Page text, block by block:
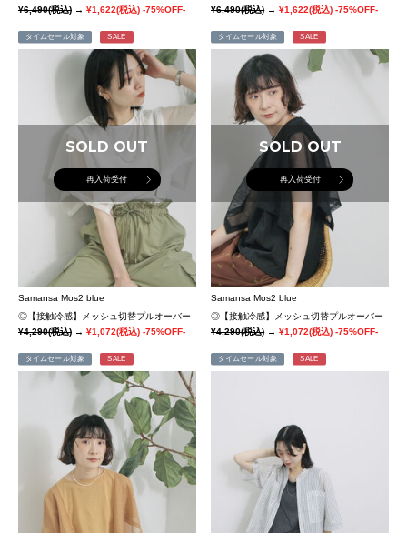
¥6,490(税込) → ¥1,622(税込) -75%OFF-
¥6,490(税込)→¥1,622(税込) -75%OFF-
タイムセール対象 SALE
SOLD OUT
再入荷受付
Samansa Mos2 blue
◎【接触冷感】メッシュ切替プルオーバー
¥4,290(税込) → ¥1,072(税込) -75%OFF-
タイムセール対象 SALE
SOLD OUT
再入荷受付
Samansa Mos2 blue
◎【接触冷感】メッシュ切替プルオーバー
¥4,290(税込)→¥1,072(税込) -75%OFF-
タイムセール対象 SALE タイムセール対象 SALE